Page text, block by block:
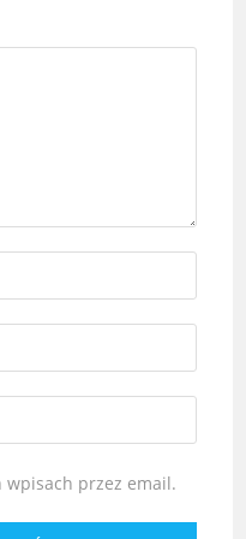
wpisach przez email.